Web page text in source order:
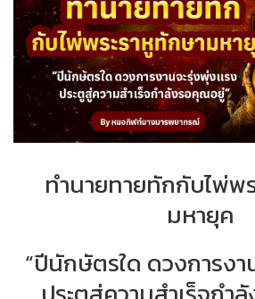
ทำนายทายทักกับไพ่พ
มหายุค
“ปีนักษัตรใด ดวงการง